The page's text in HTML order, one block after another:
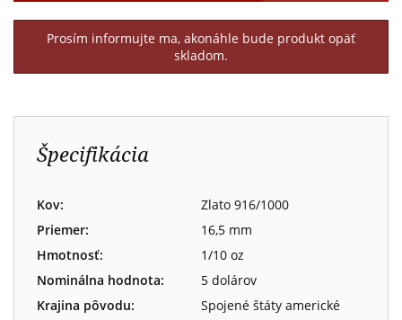
Prosím informujte ma, akonáhle bude produkt opäť
skladom.
Špecifikácia
Kov:
Zlato 916/1000
Priemer:
16,5 mm
Hmotnosť:
1/10 oz
Nominálna hodnota:
5 dolárov
Krajina pôvodu:
Spojené štáty americké